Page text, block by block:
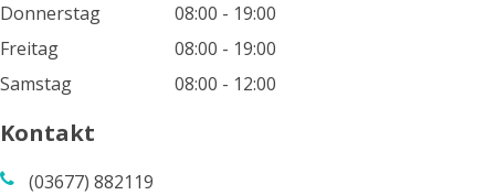
Donnerstag
08:00 - 19:00
Freitag
08:00 - 19:00
Samstag
08:00 - 12:00
Kontakt
(03677) 882119